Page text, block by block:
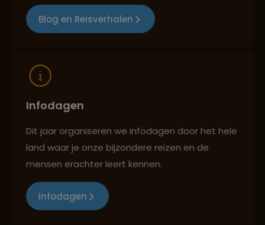
Blog en Reisverhalen
Infodagen
Dit jaar organiseren we infodagen door het hele
land waar je onze bijzondere reizen en de
mensen erachter leert kennen.
Infodagen